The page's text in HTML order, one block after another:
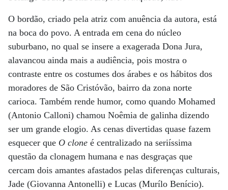
O bordão, criado pela atriz com anuência da autora, está
na boca do povo. A entrada em cena do núcleo
suburbano, no qual se insere a exagerada Dona Jura,
alavancou ainda mais a audiência, pois mostra o
contraste entre os costumes dos árabes e os hábitos dos
moradores de São Cristóvão, bairro da zona norte
carioca. Também rende humor, como quando Mohamed
(Antonio Calloni) chamou Noêmia de galinha dizendo
ser um grande elogio. As cenas divertidas quase fazem
esquecer que O clone é centralizado na seriíssima
questão da clonagem humana e nas desgraças que
cercam dois amantes afastados pelas diferenças culturais,
Jade (Giovanna Antonelli) e Lucas (Murílo Benício).